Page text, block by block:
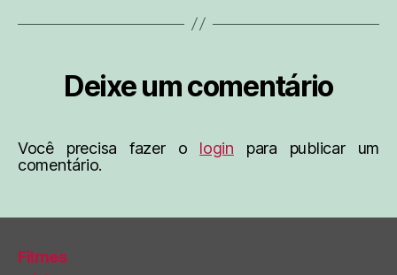
Deixe um comentário
Você precisa fazer o login para publicar um
comentário.
Filmes